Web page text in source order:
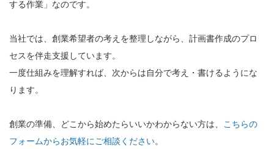
する作業」なのです。
当社では、創業希望者の考えを整理しながら、計画書作成のプロ
セスを伴走支援しています。
一度仕組みを理解すれば、次からは自分で考え・書けるようにな
ります。
創業の準備、どこから始めたらいいかわからない方は、
こちらの
フォームからお気軽にご相談ください。